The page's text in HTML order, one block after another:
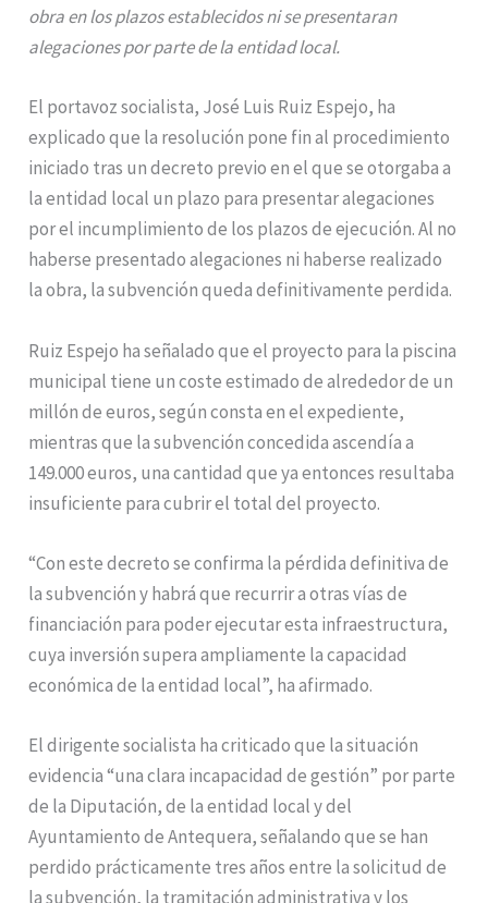
obra en los plazos establecidos ni se presentaran
alegaciones por parte de la entidad local.
El portavoz socialista, José Luis Ruiz Espejo, ha
explicado que la resolución pone fin al procedimiento
iniciado tras un decreto previo en el que se otorgaba a
la entidad local un plazo para presentar alegaciones
por el incumplimiento de los plazos de ejecución. Al no
haberse presentado alegaciones ni haberse realizado
la obra, la subvención queda definitivamente perdida.
Ruiz Espejo ha señalado que el proyecto para la piscina
municipal tiene un coste estimado de alrededor de un
millón de euros, según consta en el expediente,
mientras que la subvención concedida ascendía a
149.000 euros, una cantidad que ya entonces resultaba
insuficiente para cubrir el total del proyecto.
“Con este decreto se confirma la pérdida definitiva de
la subvención y habrá que recurrir a otras vías de
financiación para poder ejecutar esta infraestructura,
cuya inversión supera ampliamente la capacidad
económica de la entidad local”, ha afirmado.
El dirigente socialista ha criticado que la situación
evidencia “una clara incapacidad de gestión” por parte
de la Diputación, de la entidad local y del
Ayuntamiento de Antequera, señalando que se han
perdido prácticamente tres años entre la solicitud de
la subvención, la tramitación administrativa y los